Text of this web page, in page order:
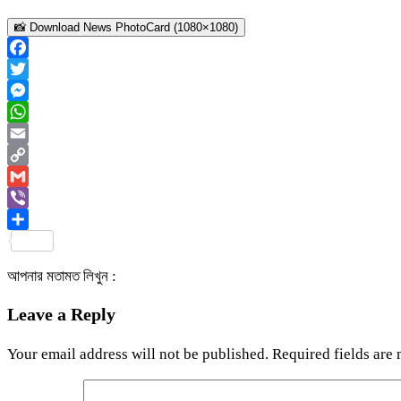
📸 Download News PhotoCard (1080×1080)
Facebook
Twitter
Messenger
WhatsApp
Email
Copy
Link
Gmail
Viber
আপনার মতামত লিখুন :
Leave a Reply
Your email address will not be published. Required fields are